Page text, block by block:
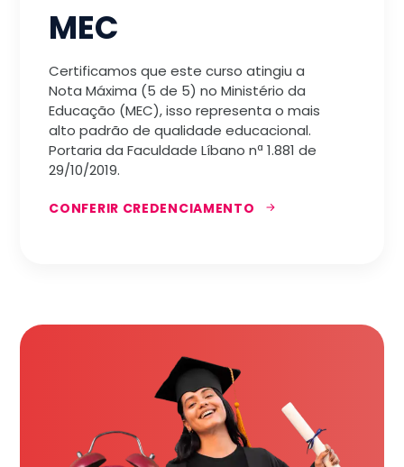
MEC
Certificamos que este curso atingiu a
Nota Máxima (5 de 5) no Ministério da
Educação (MEC), isso representa o mais
alto padrão de qualidade educacional.
Portaria da Faculdade Líbano nª 1.881 de
29/10/2019.
CONFERIR CREDENCIAMENTO